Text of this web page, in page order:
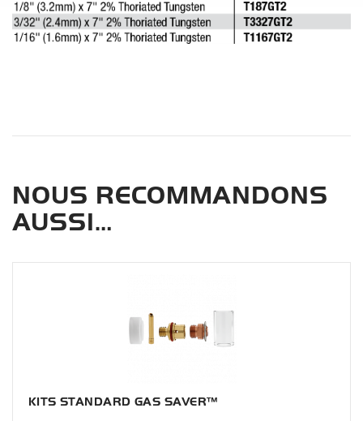
NOUS RECOMMANDONS
AUSSI…
KITS STANDARD GAS SAVER™